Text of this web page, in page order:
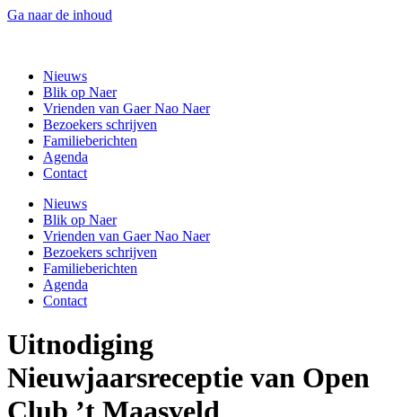
Ga naar de inhoud
Nieuws
Blik op Naer
Vrienden van Gaer Nao Naer
Bezoekers schrijven
Familieberichten
Agenda
Contact
Nieuws
Blik op Naer
Vrienden van Gaer Nao Naer
Bezoekers schrijven
Familieberichten
Agenda
Contact
Uitnodiging
Nieuwjaarsreceptie van Open